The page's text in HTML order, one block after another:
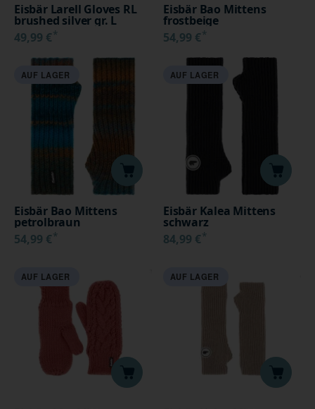
Eisbär Larell Gloves RL
brushed silver gr. L
49,99 €*
Eisbär Bao Mittens
frostbeige
54,99 €*
AUF LAGER
Eisbär Bao Mittens
petrolbraun
54,99 €*
AUF LAGER
Eisbär Kalea Mittens
schwarz
84,99 €*
AUF LAGER AUF LAGER